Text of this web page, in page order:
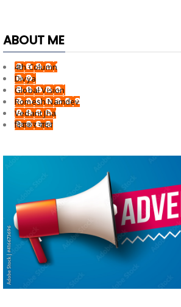
ABOUT ME
4th Column
Divya
Global Vision
Romesh Namdev
Vedant Jha
दिवाकर यादव